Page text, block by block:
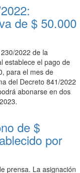
de $ 50.000
2022 de la
establece el pago de
para el mes de
del Decreto 841/2022
abonarse en dos
de $
por
prensa. La asignación